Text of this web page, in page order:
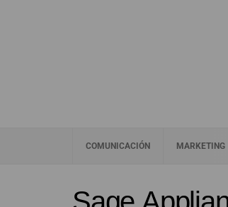
COMUNICACIÓN MARKETING